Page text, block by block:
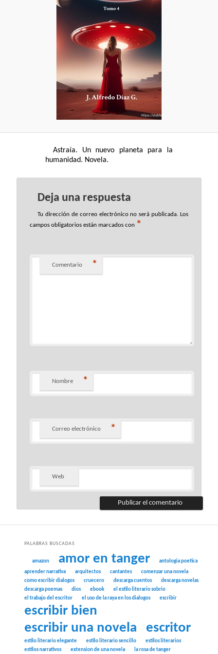
Astraía. Un nuevo planeta para la
humanidad. Novela.
Deja una respuesta
Tu dirección de correo electrónico no será publicada. Los
campos obligatorios están marcados con *
Comentario *
Nombre *
Correo electrónico *
Web
PALABRAS BUSCADAS
amazon amor en tanger
antologia poetica
aprender narrativa
arquitectos cantantes
comenzar una novela
como escribir dialogos
cruecero descarga cuentos
descarga novelas
descarga poemas
dios ebook
el estilo literario sobrio
el trabajo del escritor
el uso de la raya en los dialogos escribir
escribir bien
escribir una novela
escritor
estilo literario elegante estilo literario sencillo
estilos literarios
estilos narrativos
extension de una novela la rosa de tanger